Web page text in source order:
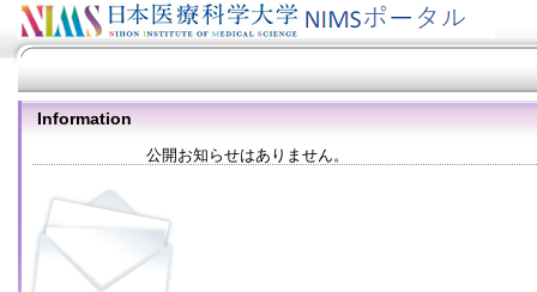
Information
公開お知らせはありません。